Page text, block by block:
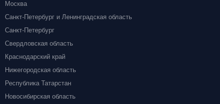
Москва
Санкт-Петербург и Ленинградская область
Санкт-Петербург
Свердловская область
Краснодарский край
Нижегородская область
Республика Татарстан
Новосибирская область